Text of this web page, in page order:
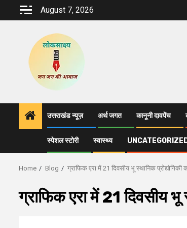
August 7, 2026
उत्तराखंड न्यूज़ अर्थ जगत कानूनी दावपेंच
स्पेशल स्टोरी स्वास्थ्य
Home Blog ग्राफिक एरा में 21 दिवसीय भू स्थानिक प्रोद्योगिकी
ग्राफिक एरा में 21 दिवसीय भू